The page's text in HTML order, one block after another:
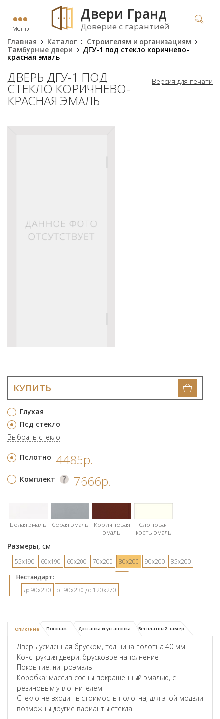
Меню
Двери Гранд
Доверие с гарантией
Главная Каталог
Строителям и организациям
Тамбурные двери
ДГУ-1 под стекло коричнево-
красная эмаль
Версия для печати
ДВЕРЬ ДГУ-1 ПОД
СТЕКЛО КОРИЧНЕВО-
КРАСНАЯ ЭМАЛЬ
Глухая
Под стекло
Выбрать стекло
КУПИТЬ
Полотно 4485р.
Комплект 7666р.
Белая эмаль Серая эмаль
Коричневая
эмаль
Слоновая
кость эмаль
Размеры, см
55х190 60х190 60х200 70х200 80х200 90х200
85х200
Hестандарт:
до 90х230
от 90х230 до 120х270
Описание Погонаж Доставка и установка Бесплатный замер
Дверь усиленная бруском, толщина полотна 40 мм
Конструкция двери: брусковое наполнение
Покрытие: нитроэмаль
Коробка: массив сосны покрашенный эмалью, с
резиновым уплотнителем
Стекло не входит в стоимость полотна, для этой модели
возможны другие варианты стекла